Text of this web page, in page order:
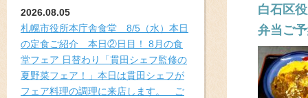
2026.08.05
札幌市役所本庁舎食堂 8/5（水）本日
の定食ご紹介 本日②日目！ 8月の食
堂フェア 日替わり「貫田シェフ監修の
夏野菜フェア！」本日は貫田シェフが
フェア料理の調理に来店します。 ご
白石区
弁当ご